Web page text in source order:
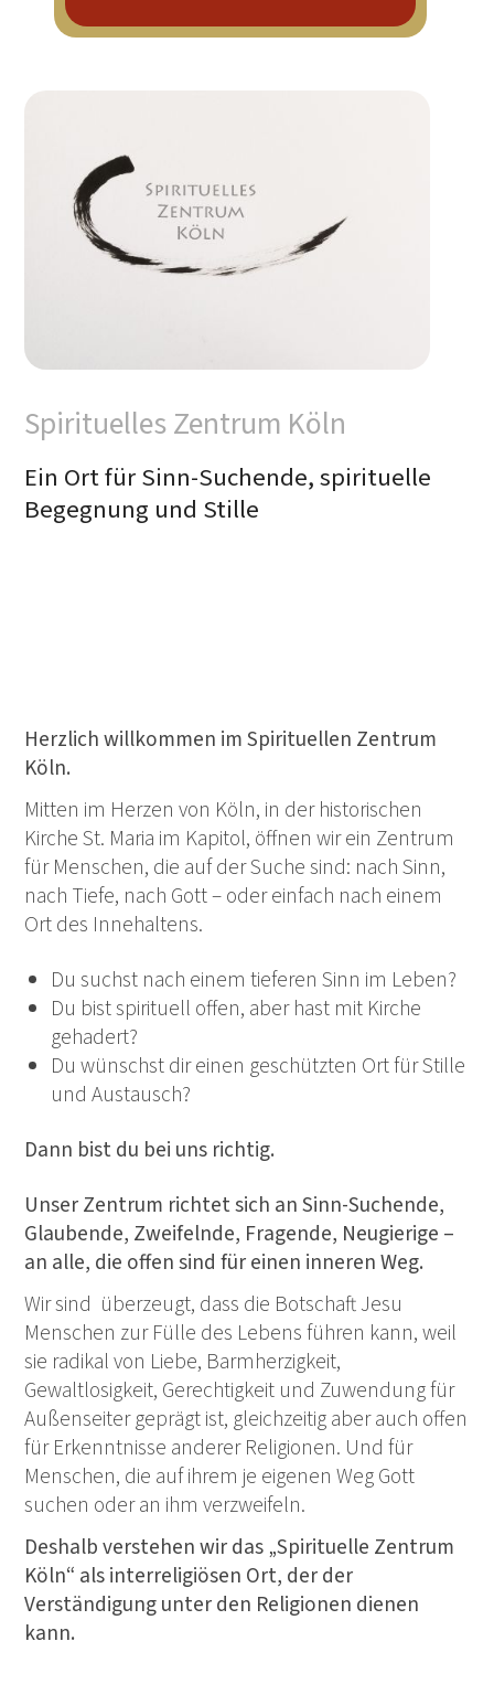
Spirituelles Zentrum Köln
Ein Ort für Sinn-Suchende, spirituelle
Begegnung und Stille
Herzlich willkommen im Spirituellen Zentrum
Köln.
Mitten im Herzen von Köln, in der historischen
Kirche St. Maria im Kapitol, öffnen wir ein Zentrum
für Menschen, die auf der Suche sind: nach Sinn,
nach Tiefe, nach Gott – oder einfach nach einem
Ort des Innehaltens.
Du suchst nach einem tieferen Sinn im Leben?
Du bist spirituell offen, aber hast mit Kirche
gehadert?
Du wünschst dir einen geschützten Ort für Stille
und Austausch?
Dann bist du bei uns richtig.
Unser Zentrum richtet sich an Sinn-Suchende,
Glaubende, Zweifelnde, Fragende, Neugierige –
an alle, die offen sind für einen inneren Weg.
Wir sind überzeugt, dass die Botschaft Jesu
Menschen zur Fülle des Lebens führen kann, weil
sie radikal von Liebe, Barmherzigkeit,
Gewaltlosigkeit, Gerechtigkeit und Zuwendung für
Außenseiter geprägt ist, gleichzeitig aber auch offen
für Erkenntnisse anderer Religionen. Und für
Menschen, die auf ihrem je eigenen Weg Gott
suchen oder an ihm verzweifeln.
Deshalb verstehen wir das „Spirituelle Zentrum
Köln“ als interreligiösen Ort, der der
Verständigung unter den Religionen dienen
kann.